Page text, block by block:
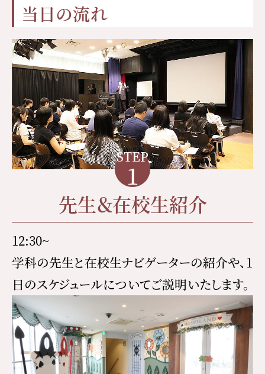
当日の流れ
STEP
1
先生＆在校生紹介
12:30~
学科の先生と在校生ナビゲーターの紹介や、1
日のスケジュールについてご説明いたします。